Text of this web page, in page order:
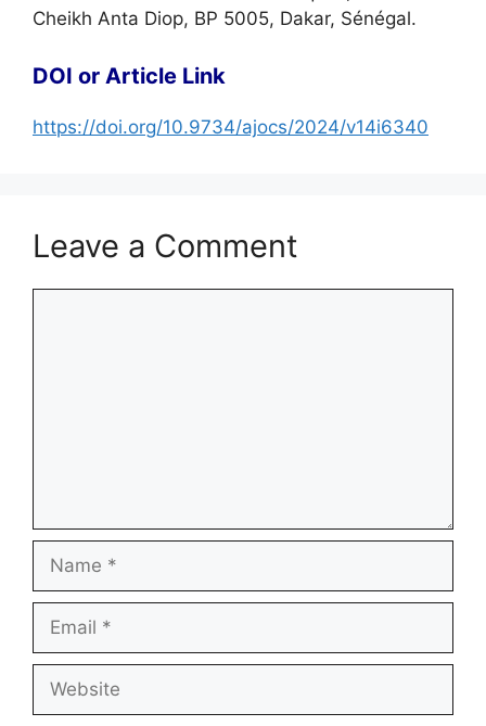
Cheikh Anta Diop, BP 5005, Dakar, Sénégal.
DOI or Article Link
https://doi.org/10.9734/ajocs/2024/v14i6340
Leave a Comment
Name
Email
Website